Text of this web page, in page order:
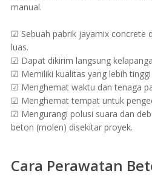
manual.
☑ Sebuah pabrik jayamix concrete
luas.
☑ Dapat dikirim langsung
☑ Memiliki kualitas yang lebih
☑ Menghemat waktu dan tenaga
☑ Menghemat tempat untuk
☑ Mengurangi polusi suara dan
beton (molen) disekitar proyek.
Cara Perawatan